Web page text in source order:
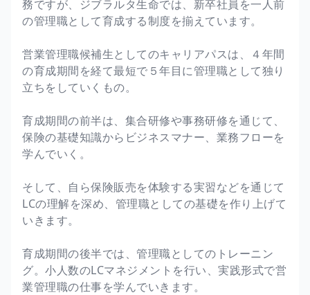
務ですが、ジブラルタ生命では、新卒社員を一人前
の管理職として育成する制度を揃えています。
営業管理職候補生としてのキャリアパスは、４年間
の育成期間を経て最短で５年目に管理職として独り
立ちをしていくもの。
育成期間の前半は、集合研修や事務研修を通じて、
保険の基礎知識からビジネスマナー、業務フローを
学んでいく。
そして、自ら保険販売を体験する実習などを通じて
LCの理解を深め、管理職としての基礎を作り上げて
いきます。
育成期間の後半では、管理職としてのトレーニン
グ。小人数のLCマネジメントを行い、実践形式で営
業管理職の仕事を学んでいきます。